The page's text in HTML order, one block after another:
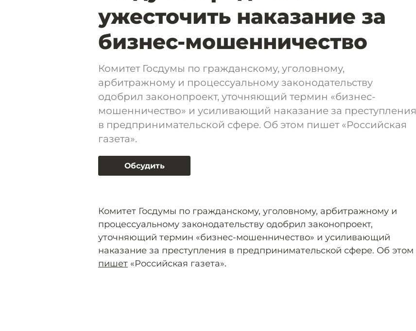
ужесточить наказание за
бизнес-мошенничество
Комитет Госдумы по гражданскому, уголовному,
арбитражному и процессуальному законодательству
одобрил законопроект, уточняющий термин «бизнес-
мошенничество» и усиливающий наказание за преступления
в предпринимательской сфере. Об этом пишет «Российская
газета».
Обсудить
Комитет Госдумы по гражданскому, уголовному, арбитражному и
процессуальному законодательству одобрил законопроект,
уточняющий термин «бизнес-мошенничество» и усиливающий
наказание за преступления в предпринимательской сфере. Об этом
пишет «Российская газета».